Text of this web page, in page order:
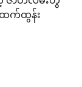
က်ထွန်း